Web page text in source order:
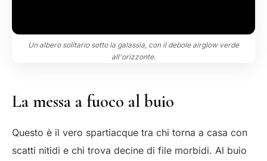
Un albero solitario sotto la galassia, con il debole airglow verde
all'orizzonte.
La messa a fuoco al buio
Questo è il vero spartiacque tra chi torna a casa con
scatti nitidi e chi trova decine di file morbidi. Al buio